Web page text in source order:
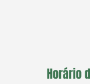
Horário